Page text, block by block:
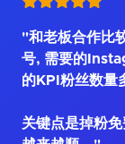
"和老板合作比
号, 需要的
的KPI粉丝数量
关键点是掉粉